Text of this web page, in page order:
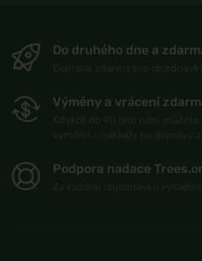
Do druhého dne a
Výměny a vrácení
Podpora nadace